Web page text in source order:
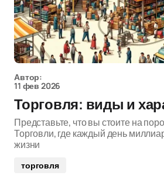
Автор:
11 фев 2026
Торговля: виды и
Представьте, что вы стоите на
Торговли, где каждый день
жизни
торговля